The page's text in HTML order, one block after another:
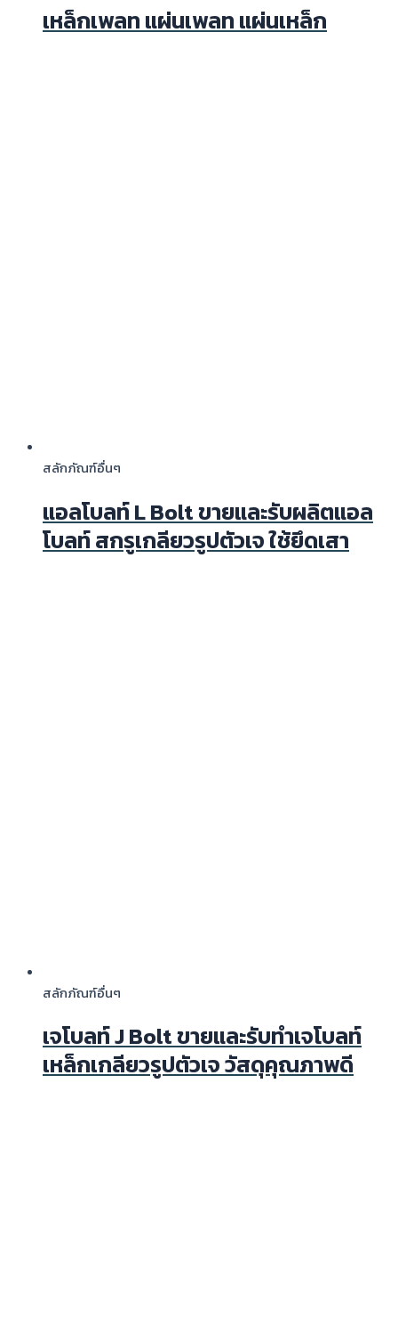
เหล็กเพลท แผ่นเพลท แผ่นเหล็ก
สลักภัณฑ์อื่นๆ
แอลโบลท์ L Bolt ขายและรับผลิตแอล
โบลท์ สกรูเกลียวรูปตัวเจ ใช้ยึดเสา
สลักภัณฑ์อื่นๆ
เจโบลท์ J Bolt ขายและรับทำเจโบลท์
เหล็กเกลียวรูปตัวเจ วัสดุคุณภาพดี